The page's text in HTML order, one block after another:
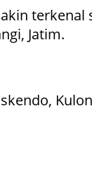
Jatim.